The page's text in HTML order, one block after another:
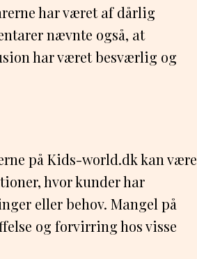
har været af dårlig
nævnte også, at
har været besværlig og
på Kids-world.dk kan være
hvor kunder har
eller behov. Mangel på
og forvirring hos visse